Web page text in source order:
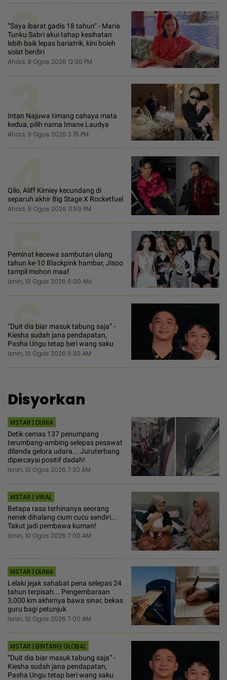
2
“Saya ibarat gadis 18 tahun“ - Maria
Tunku Sabri akui tahap kesihatan
lebih baik lepas bariatrik, kini boleh
solat berdiri
Ahad, 9 Ogos 2026 12:30 PM
3
Intan Najuwa timang cahaya mata
kedua, pilih nama Imane Laudya
Ahad, 9 Ogos 2026 3:15 PM
4
Qilo, Aliff Kimiey kecundang di
separuh akhir Big Stage X Rocketfuel
Ahad, 9 Ogos 2026 11:59 PM
5
Peminat kecewa sambutan ulang
tahun ke-10 Blackpink hambar, Jisoo
tampil mohon maaf
Isnin, 10 Ogos 2026 6:00 AM
6
“Duit dia biar masuk tabung saja“ -
Kiesha sudah jana pendapatan,
Pasha Ungu tetap beri wang saku
Isnin, 10 Ogos 2026 6:30 AM
Disyorkan
MSTAR | DUNIA
Detik cemas 137 penumpang
terumbang-ambing selepas pesawat
dilanda gelora udara... Juruterbang
dipercayai positif dadah!
Isnin, 10 Ogos 2026 7:30 AM
MSTAR | VIRAL
Betapa rasa terhinanya seorang
nenek dihalang cium cucu sendiri...
Takut jadi pembawa kuman!
Isnin, 10 Ogos 2026 7:00 AM
MSTAR | DUNIA
Lelaki jejak sahabat pena selepas 24
tahun terpisah... Pengembaraan
3,000 km akhirnya bawa sinar, bekas
guru bagi petunjuk
Isnin, 10 Ogos 2026 7:00 AM
MSTAR | BINTANG GLOBAL
“Duit dia biar masuk tabung saja“ -
Kiesha sudah jana pendapatan,
Pasha Ungu tetap beri wang saku